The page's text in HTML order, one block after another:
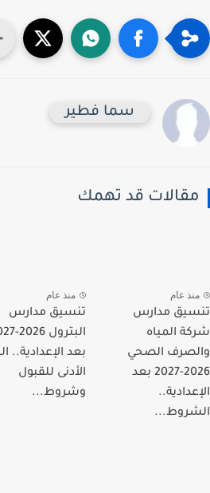
سما فطير
قد تهمك
عام
مدارس
المياه
الصحي
2026-2027 بعد
منذ عام
تنسيق مدارس
البترول 2026-2027
بعد الإعدادية.. الحد
الأدنى للقبول
وشروط...